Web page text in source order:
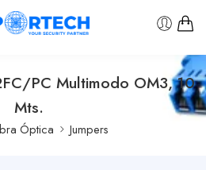
PC Multimodo OM3, 10
Mts.
Óptica Jumpers